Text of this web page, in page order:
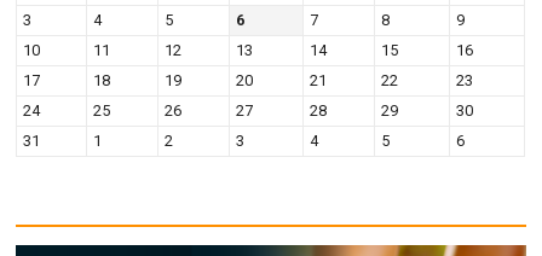
3
4 5 6 7 8
9
10
11 12 13 14 15
16
17
18 19 20 21 22
23
24
25 26 27 28 29
30
31
1 2 3 4 5 6